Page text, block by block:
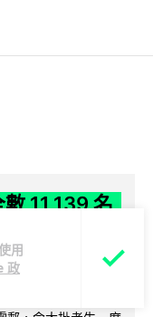
用
政
11,139 名
疏忽+系統
因人為疏忽向全數